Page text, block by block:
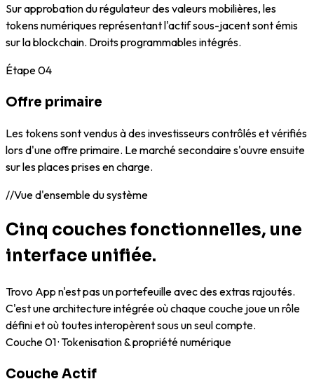
Sur approbation du régulateur des valeurs mobilières, les
tokens numériques représentant l'actif sous-jacent sont émis
sur la blockchain. Droits programmables intégrés.
Étape04
Offre primaire
Les tokens sont vendus à des investisseurs contrôlés et vérifiés
lors d'une offre primaire. Le marché secondaire s'ouvre ensuite
sur les places prises en charge.
//Vue d'ensemble du système
Cinq couches fonctionnelles, une
interface unifiée.
Trovo App n'est pas un portefeuille avec des extras rajoutés.
C'est une architecture intégrée où chaque couche joue un rôle
défini et où toutes interopèrent sous un seul compte.
Couche01·Tokenisation & propriété numérique
Couche Actif